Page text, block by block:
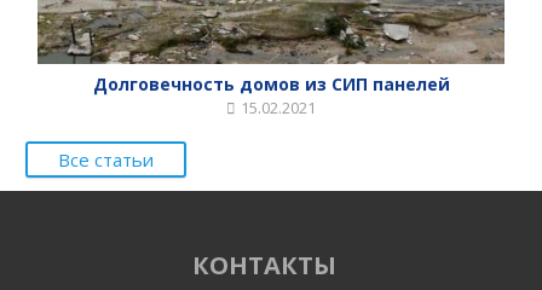
Долговечность домов из СИП панелей
15.02.2021
Все статьи
КОНТАКТЫ